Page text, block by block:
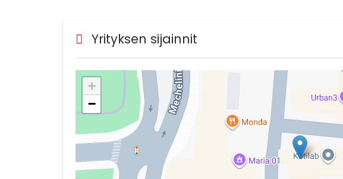
Yrityksen sijainnit
+
−